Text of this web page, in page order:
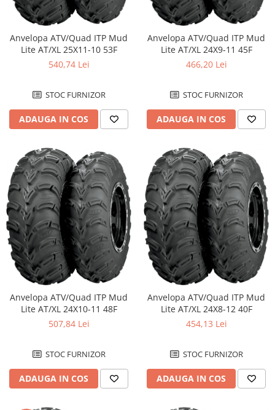
Anvelopa ATV/Quad ITP Mud
Lite AT/XL 25X11-10 53F
540,74 Lei
STOC FURNIZOR
ADAUGA IN COS
Anvelopa ATV/Quad ITP Mud
Lite AT/XL 24X9-11 45F
466,20 Lei
STOC FURNIZOR
ADAUGA IN COS
Anvelopa ATV/Quad ITP Mud
Lite AT/XL 24X10-11 48F
507,84 Lei
STOC FURNIZOR
ADAUGA IN COS
Anvelopa ATV/Quad ITP Mud
Lite AT/XL 24X8-12 40F
454,13 Lei
STOC FURNIZOR
ADAUGA IN COS